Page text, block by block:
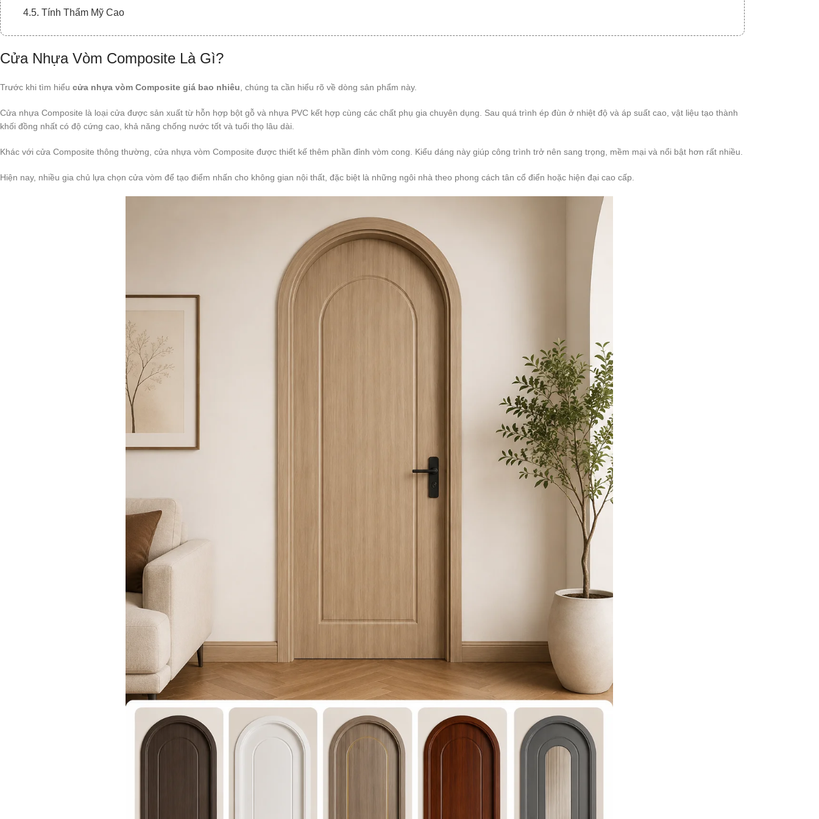
4.5. Tính Thẩm Mỹ Cao
5. Ứng Dụng Của Cửa Nhựa Vòm Composite
5.1. Cửa Phòng Ngủ
5.4. Cửa Biệt Thự
7. Kinh Nghiệm Chọn Mua Cửa Nhựa Vòm Composite
Cửa Nhựa Vòm Composite Là Gì?
Trước khi tìm hiểu cửa nhựa vòm Composite giá bao nhiêu , chúng ta cần hiểu rõ về dòng sản phẩm này.
Cửa nhựa Composite là loại cửa được sản xuất từ hỗn hợp bột gỗ và nhựa PVC kết hợp cùng các chất phụ gia chuyên dụng. Sau quá trình ép đùn ở nhiệt độ và áp suất cao, vật liệu tạo thành
khối đồng nhất có độ cứng cao, khả năng chống nước tốt và tuổi thọ lâu dài.
Khác với cửa Composite thông thường, cửa nhựa vòm Composite được thiết kế thêm phần đỉnh vòm cong. Kiểu dáng này giúp công trình trở nên sang trọng, mềm mại và nổi bật hơn rất nhiều.
Hiện nay, nhiều gia chủ lựa chọn cửa vòm để tạo điểm nhấn cho không gian nội thất, đặc biệt là những ngôi nhà theo phong cách tân cổ điển hoặc hiện đại cao cấp.